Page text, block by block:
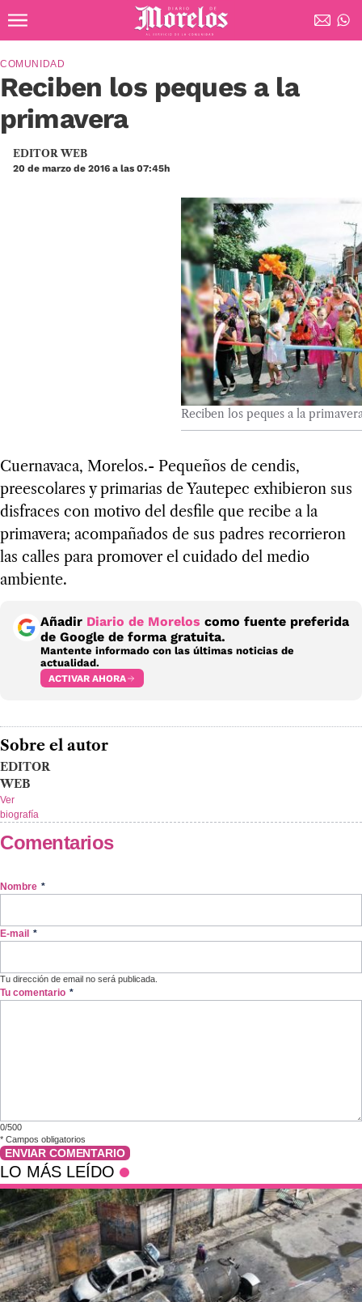
Diario de Morelos
Reciben los peques a la
primavera
COMUNIDAD
EDITOR WEB
20 de marzo de 2016 a las 07:45h
Reciben los peques a la
Cuernavaca, Morelos.- Pequeños de cendis,
preescolares y primarias de Yautepec exhibieron sus
disfraces con motivo del desfile que recibe a la
primavera; acompañados de sus padres recorrieron
las calles para promover el cuidado del medio
ambiente.
Añadir Diario de Morelos como fuente preferida
de Google de forma gratuita.
Mantente informado con las últimas noticias de
actualidad.
ACTIVAR AHORA
Sobre el autor
EDITOR
WEB
Ver
biografía
Comentarios
Nombre *
E-mail *
Tu dirección de email no será publicada.
Tu comentario *
0/500
* Campos obligatorios
ENVIAR COMENTARIO
LO MÁS LEÍDO